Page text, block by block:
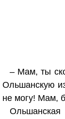
– Мам, ты
Ольшанскую
не могу! Мам,